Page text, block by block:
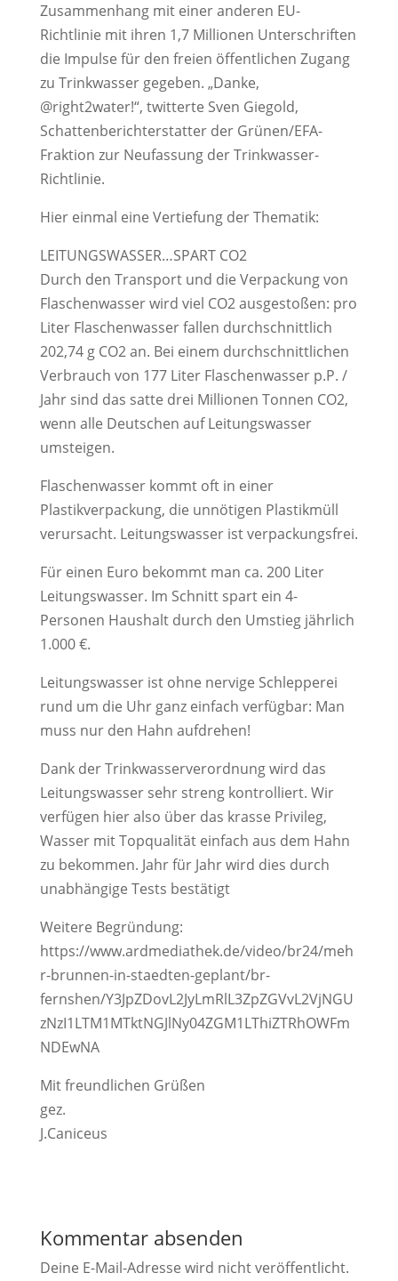
Zusammenhang mit einer anderen EU-
Richtlinie mit ihren 1,7 Millionen Unterschriften
die Impulse für den freien öffentlichen Zugang
zu Trinkwasser gegeben. „Danke,
@right2water!“, twitterte Sven Giegold,
Schattenberichterstatter der Grünen/EFA-
Fraktion zur Neufassung der Trinkwasser-
Richtlinie.
Hier einmal eine Vertiefung der Thematik:
LEITUNGSWASSER…SPART CO2
Durch den Transport und die Verpackung von
Flaschenwasser wird viel CO2 ausgestoßen: pro
Liter Flaschenwasser fallen durchschnittlich
202,74 g CO2 an. Bei einem durchschnittlichen
Verbrauch von 177 Liter Flaschenwasser p.P. /
Jahr sind das satte drei Millionen Tonnen CO2,
wenn alle Deutschen auf Leitungswasser
umsteigen.
Flaschenwasser kommt oft in einer
Plastikverpackung, die unnötigen Plastikmüll
verursacht. Leitungswasser ist verpackungsfrei.
Für einen Euro bekommt man ca. 200 Liter
Leitungswasser. Im Schnitt spart ein 4-
Personen Haushalt durch den Umstieg jährlich
1.000 €.
Leitungswasser ist ohne nervige Schlepperei
rund um die Uhr ganz einfach verfügbar: Man
muss nur den Hahn aufdrehen!
Dank der Trinkwasserverordnung wird das
Leitungswasser sehr streng kontrolliert. Wir
verfügen hier also über das krasse Privileg,
Wasser mit Topqualität einfach aus dem Hahn
zu bekommen. Jahr für Jahr wird dies durch
unabhängige Tests bestätigt
Weitere Begründung:
https://www.ardmediathek.de/video/br24/meh
r-brunnen-in-staedten-geplant/br-
fernshen/Y3JpZDovL2JyLmRlL3ZpZGVvL2VjNGU
zNzI1LTM1MTktNGJlNy04ZGM1LThiZTRhOWFm
NDEwNA
Mit freundlichen Grüßen
gez.
J.Caniceus
Kommentar absenden
Deine E-Mail-Adresse wird nicht veröffentlicht.